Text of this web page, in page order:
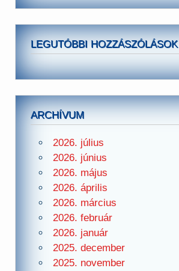
LEGUTÓBBI HOZZÁSZÓLÁSOK
ARCHÍVUM
2026. július
2026. június
2026. május
2026. április
2026. március
2026. február
2026. január
2025. december
2025. november